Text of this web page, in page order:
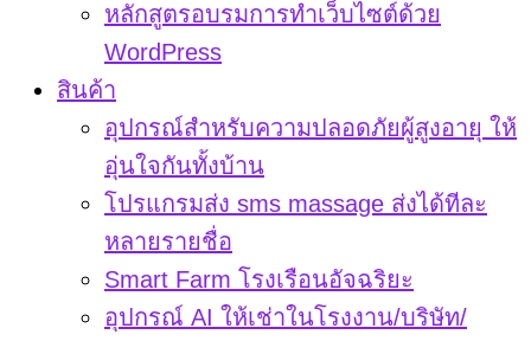
หลักสูตรอบรมการทำเว็บไซต์ด้วย
WordPress
สินค้า
อุปกรณ์สำหรับความปลอดภัยผู้สูงอายุ ให้
อุ่นใจกันทั้งบ้าน
โปรแกรมส่ง sms massage ส่งได้ทีละ
หลายรายชื่อ
Smart Farm โรงเรือนอัจฉริยะ
อุปกรณ์ AI ให้เช่าในโรงงาน/บริษัท/